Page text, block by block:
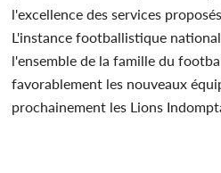
l'excellence des services
L'instance footballistique
l'ensemble de la famille du
favorablement les nouveaux
prochainement les Lions